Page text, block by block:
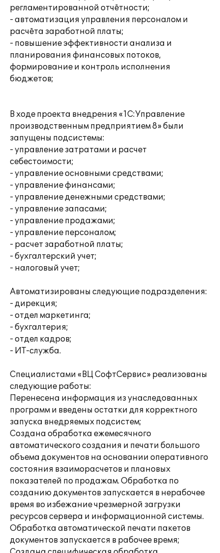
регламентированной отчётности;
- автоматизация управления персоналом и
расчёта заработной платы;
- повышение эффективности анализа и
планирования финансовых потоков,
формирование и контроль исполнения
бюджетов;
В ходе проекта внедрения «1С:Управление
производственным предприятием 8» были
запущены подсистемы:
- управление затратами и расчет
себестоимости;
- управление основными средствами;
- управление финансами;
- управление денежными средствами;
- управление запасами;
- управление продажами;
- управление персоналом;
- расчет заработной платы;
- бухгалтерский учет;
- налоговый учет;
Автоматизированы следующие подразделения:
- дирекция;
- отдел маркетинга;
- бухгалтерия;
- отдел кадров;
- ИТ-служба.
Специалистами «ВЦ СофтСервис» реализованы
следующие работы:
Перенесена информация из унаследованных
программ и введены остатки для корректного
запуска внедряемых подсистем;
Создана обработка ежемесячного
автоматического создания и печати большого
объема документов на основании оперативного
состояния взаиморасчетов и плановых
показателей по продажам. Обработка по
созданию документов запускается в нерабочее
время во избежание чрезмерной загрузки
ресурсов сервера и информационной системы.
Обработка автоматической печати пакетов
документов запускается в рабочее время;